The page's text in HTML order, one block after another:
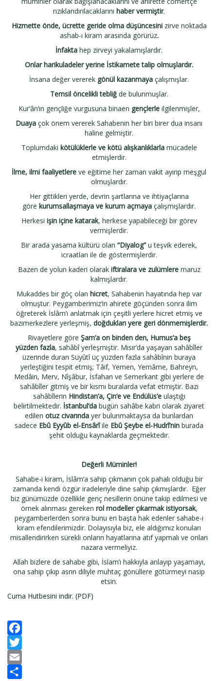
rızıklandırılacaklarını haber vermiştir.
Hizmette önde, ücrette geride olma düşüncesinizirve noktada
ashab-ı kiram arasında görürüz.
İnfakta hep zirveyi yakalamışlardır.
Onlar harikuladeler yerine İstikamete talip olmuşlardır.
İnsana değer vererek gönül kazanmaya çalışmışlar.
Temsil öncelikli tebliğde bulunmuşlar.
Kur’ân’ın gençliğe vurgusuna binaen gençlerleilgilenmişler,
Duaya çok önem vererek Sahabenin her biri birer dua insanı
haline gelmiştir.
Toplumdaki kötülüklerle ve kötü alışkanlıklarlamücadele
etmişlerdir.
İlme, ilmi faaliyetlere ve eğitime her zaman vakit ayırıp meşgul
olmuşlardır.
Her gittikleri yerde, devrin şartlarına ve ihtiyaçlarına
göre kurumsallaşmaya ve kurum açmaya çalışmışlardır.
Herkesi işin içine katarak, herkese yapabileceği bir görev
vermişlerdir.
Bir arada yasama kültürü olan “Diyalog”u teşvik ederek,
icraatları ile de göstermişlerdir.
Bazen de yolun kaderi olarak iftiralara ve zulümleremaruz
kalmışlardır.
Mukaddes bir göç olan hicret, Sahabenin hayatında hep var
olmuştur. Peygamberimiz‘in ahirete göçünden sonra ilim
öğreterek İslâm’ı anlatmak için çeşitli yerlere hicret etmiş ve
bazımerkezlere yerleşmiş, doğdukları yere geri dönmemişlerdir.
Rivayetlere göre Şam’a on binden den, Humus’a beş
yüzden fazla, sahâbî yerleşmiştir. Mısır’da yaşayan sahâbîler
üzerinde duran Süyûtî üç yüzden fazla sahâbînin buraya
yerleştiğini tespit etmiş; Tâif, Yemen, Yemâme, Bahreyn,
Medâin, Merv, Nîşâbur, İsfahan ve Semerkant gibi yerlere de
sahâbîler gitmiş ve bir kısmı buralarda vefat etmiştir. Bazı
sahâbîlerin Hindistan’a, Çin’e ve Endülüs’eulaştığı
belirtilmektedir. İstanbul’da bugün sahâbe kabri olarak ziyaret
edilen otuz civarında yer bulunmaktaysa da bunlardan
sadece Ebû Eyyûb el-Ensârîile Ebû Şeybe el-Hudrî’nin burada
şehit olduğu kaynaklarda geçmektedir.
Değerli Müminler!
Sahabe-i kiram, İslâm’a sahip çıkmanın çok pahalı olduğu bir
zamanda kendi özgür iradeleriyle dine sahip çıkmışlardır. Eğer
biz günümüzde özellikle genç nesillerin önüne takip edilmesi ve
örnek alınması gereken rol modeller çıkarmak istiyorsak,
peygamberlerden sonra bunu en başta hak edenler sahabe-i
kiram efendilerimizdir. Dolayısıyla biz, ele aldığımız konuları
misallendirirken sürekli onların hayatlarına atıf yapmalı ve onları
nazara vermeliyiz.
Allah bizlere de sahabe gibi, İslam’ı hakkıyla anlayıp yaşamayı,
ona sahip çıkıp asrın diliyle muhtaç gönüllere götürmeyi nasip
etsin.
Cuma Hutbesini indir. (PDF)
Facebook
Twitter
Email